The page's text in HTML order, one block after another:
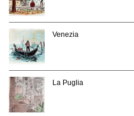
Venezia
La Puglia